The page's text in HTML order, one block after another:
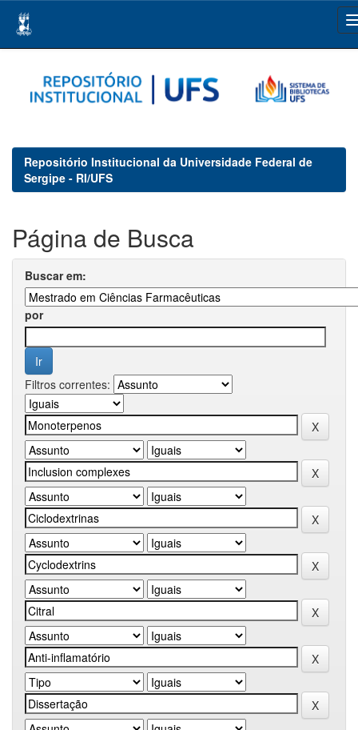
navigation
Repositório Institucional da Universidade Federal de
Sergipe - RI/UFS
Página de Busca
Buscar em:
por
Filtros correntes: